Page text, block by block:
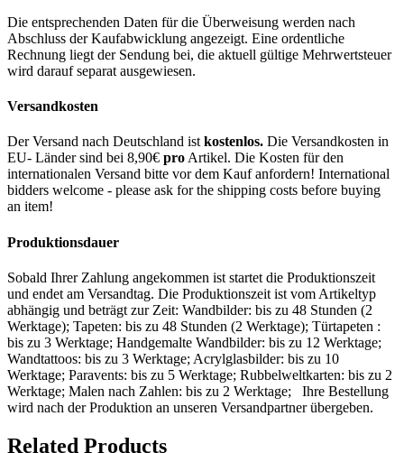
Die entsprechenden Daten für die Überweisung werden nach
Abschluss der Kaufabwicklung angezeigt. Eine ordentliche
Rechnung liegt der Sendung bei, die aktuell gültige Mehrwertsteuer
wird darauf separat ausgewiesen.
Versandkosten
Der Versand nach Deutschland ist kostenlos. Die Versandkosten in
EU- Länder sind bei 8,90€ pro Artikel. Die Kosten für den
internationalen Versand bitte vor dem Kauf anfordern! International
bidders welcome - please ask for the shipping costs before buying
an item!
Produktionsdauer
Sobald Ihrer Zahlung angekommen ist startet die Produktionszeit
und endet am Versandtag. Die Produktionszeit ist vom Artikeltyp
abhängig und beträgt zur Zeit: Wandbilder: bis zu 48 Stunden (2
Werktage); Tapeten: bis zu 48 Stunden (2 Werktage); Türtapeten :
bis zu 3 Werktage; Handgemalte Wandbilder: bis zu 12 Werktage;
Wandtattoos: bis zu 3 Werktage; Acrylglasbilder: bis zu 10
Werktage; Paravents: bis zu 5 Werktage; Rubbelweltkarten: bis zu 2
Werktage; Malen nach Zahlen: bis zu 2 Werktage; Ihre Bestellung
wird nach der Produktion an unseren Versandpartner übergeben.
Related Products